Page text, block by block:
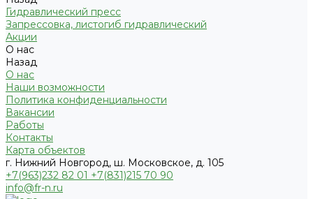
Гидравлический пресс
Запрессовка, листогиб гидравлический
Акции
О нас
Назад
О нас
Наши возможности
Политика конфиденциальности
Вакансии
Работы
Контакты
Карта объектов
г. Нижний Новгород, ш. Московское, д. 105
+7(963)232 82 01 +7(831)215 70 90
info@fr-n.ru